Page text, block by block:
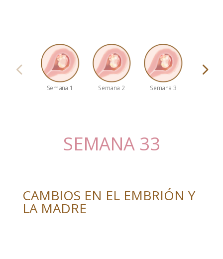
Semana 1 Semana 2 Semana 3
SEMANA 33
CAMBIOS EN EL EMBRIÓN Y
LA MADRE